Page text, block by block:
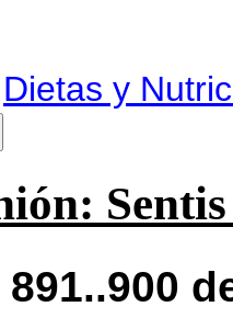
Dietas y
891..900